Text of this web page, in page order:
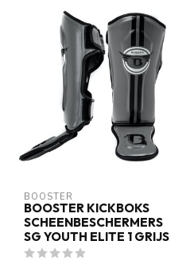
BOOSTER
BOOSTER KICKBOKS
SCHEENBESCHERMERS
SG YOUTH ELITE 1 GRIJS